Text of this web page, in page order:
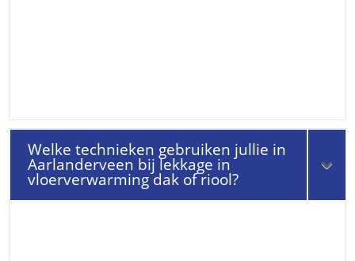
Welke technieken gebruiken jullie in
Aarlanderveen bij lekkage in
vloerverwarming dak of riool?